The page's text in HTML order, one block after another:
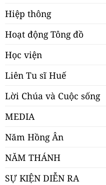
Hiệp thông
Hoạt động Tông đồ
Học viện
Liên Tu sĩ Huế
Lời Chúa và Cuộc sống
MEDIA
Năm Hồng Ân
NĂM THÁNH
SỰ KIỆN DIỄN RA